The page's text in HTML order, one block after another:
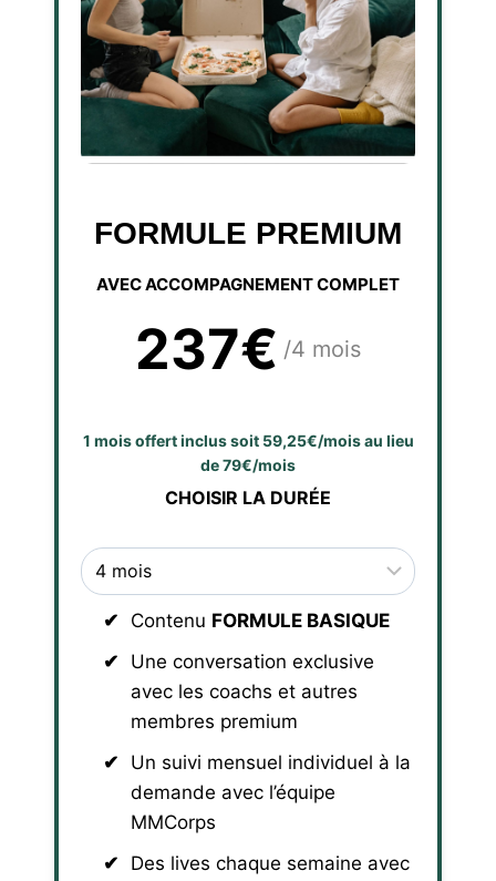
FORMULE PREMIUM
AVEC ACCOMPAGNEMENT COMPLET
237€ /4 mois
1 mois offert inclus soit 59,25€/mois au lieu
de 79€/mois
CHOISIR LA DURÉE
Contenu FORMULE BASIQUE
Une conversation exclusive
avec les coachs et autres
membres premium
Un suivi mensuel individuel à la
demande avec l’équipe
MMCorps
Des lives chaque semaine avec